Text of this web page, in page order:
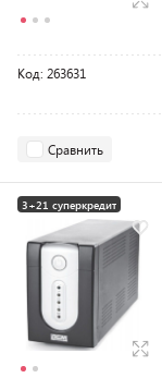
Код: 263631
Сравнить
3+21 суперкредит
Разумная цена